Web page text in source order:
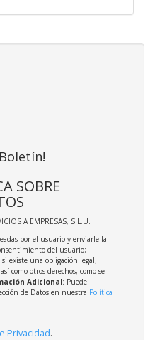
SOBRE
A EMPRESAS, S.L.U.
por el usuario y enviarle la
del usuario;
si existe una obligación legal;
como otros derechos, como se
Adicional: Puede
de Datos en nuestra Política
Privacidad.